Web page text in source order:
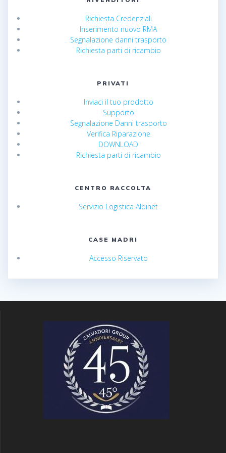
Richiesta Credenziali
Inserimento nuovo RMA
Segnalazione danni trasporto
Richiesta parti di ricambio
PRIVATI
Inviaci il tuo prodotto
Supporto
Segnalazione Danni trasporto
Verifica Riparazione
DOWNLOAD
Richiesta parti di ricambio
CENTRO RACCOLTA
Servizio Logistica Aldinet
CASE MADRI
Accesso Riservato